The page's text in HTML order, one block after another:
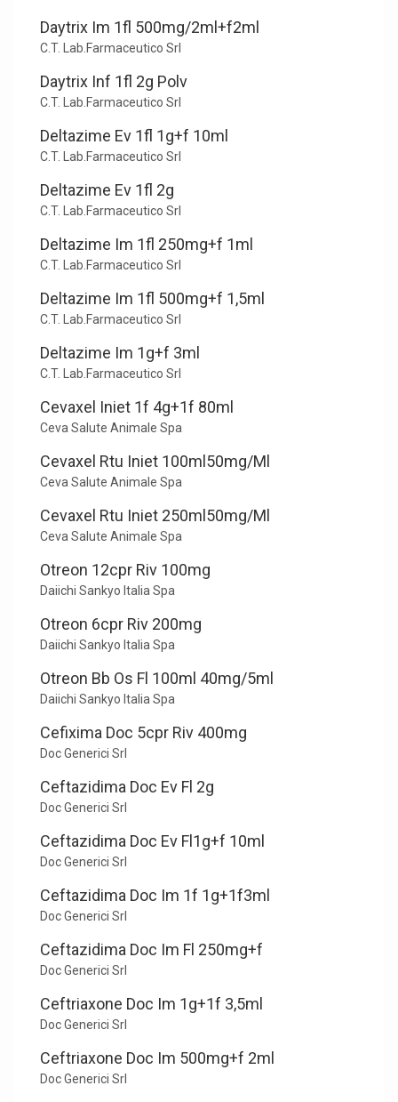
Daytrix Im 1fl 500mg/2ml+f2ml
C.T. Lab.Farmaceutico Srl
Daytrix Inf 1fl 2g Polv
C.T. Lab.Farmaceutico Srl
Deltazime Ev 1fl 1g+f 10ml
C.T. Lab.Farmaceutico Srl
Deltazime Ev 1fl 2g
C.T. Lab.Farmaceutico Srl
Deltazime Im 1fl 250mg+f 1ml
C.T. Lab.Farmaceutico Srl
Deltazime Im 1fl 500mg+f 1,5ml
C.T. Lab.Farmaceutico Srl
Deltazime Im 1g+f 3ml
C.T. Lab.Farmaceutico Srl
Cevaxel Iniet 1f 4g+1f 80ml
Ceva Salute Animale Spa
Cevaxel Rtu Iniet 100ml50mg/Ml
Ceva Salute Animale Spa
Cevaxel Rtu Iniet 250ml50mg/Ml
Ceva Salute Animale Spa
Otreon 12cpr Riv 100mg
Daiichi Sankyo Italia Spa
Otreon 6cpr Riv 200mg
Daiichi Sankyo Italia Spa
Otreon Bb Os Fl 100ml 40mg/5ml
Daiichi Sankyo Italia Spa
Cefixima Doc 5cpr Riv 400mg
Doc Generici Srl
Ceftazidima Doc Ev Fl 2g
Doc Generici Srl
Ceftazidima Doc Ev Fl1g+f 10ml
Doc Generici Srl
Ceftazidima Doc Im 1f 1g+1f3ml
Doc Generici Srl
Ceftazidima Doc Im Fl 250mg+f
Doc Generici Srl
Ceftriaxone Doc Im 1g+1f 3,5ml
Doc Generici Srl
Ceftriaxone Doc Im 500mg+f 2ml
Doc Generici Srl